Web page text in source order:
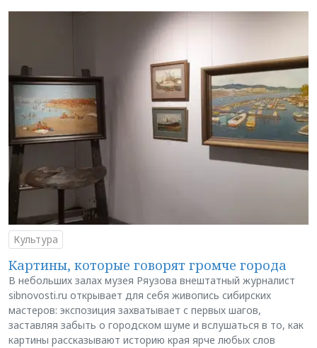
Культура
Картины, которые говорят громче города
В небольших залах музея Ряузова внештатный журналист
sibnovosti.ru открывает для себя живопись сибирских
мастеров: экспозиция захватывает с первых шагов,
заставляя забыть о городском шуме и вслушаться в то, как
картины рассказывают историю края ярче любых слов